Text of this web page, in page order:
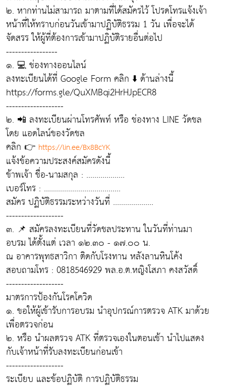
๒. หากท่านไม่สามารถ มาตามที่ได้สมัครไว้ โปรดโทรแจ้งเจ้า
หน้าที่ให้ทราบก่อนวันเข้ามาปฏิบัติธรรม 1 วัน เพื่อจะได้
จัดสรร ให้ผู้ที่ต้องการเข้ามาปฏิบัติรายอื่นต่อไป
-----------------
๑. 💻 ช่องทางออนไลน์
ลงทะเบียนได้ที่ Google Form คลิก ⬇️ ด้านล่างนี้
https://forms.gle/QuXMBqi2HrHJpECR8
-------------------
๒. 📲 ลงทะเบียนผ่านโทรศัพท์ หรือ ช่องทาง LINE วัดชล
โดย แอดไลน์ของวัดชล
คลิก 👉 https://lin.ee/Bx8BcYK
แจ้งข้อความประสงค์สมัครดังนี้
ข้าพเจ้า ชื่อ-นามสกุล : ...................
เบอร์โทร : ......................................
สมัคร ปฏิบัติธรรมระหว่างวันที่ ....................
-------------------
๓. 📌 สมัครลงทะเบียนที่วัดชลประทาน ในวันที่ท่านมา
อบรม ได้ตั้งแต่ เวลา ๑๒.๓๐ - ๑๗.๐๐ น.
ณ อาคารพุทธสาวิกา ติดกับโรงทาน หลังลานหินโค้ง
สอบถามโทร : 0818546929 พล.อ.ต.หญิงโสภา คงสวัสดิ์
-------------------
มาตรการป้องกันโรคโควิด
๑. ขอให้ผู้เข้ารับการอบรม นำอุปกรณ์การตรวจ ATK มาด้วย
เพื่อตรวจก่อน
๒. หรือ นำผลตรวจ ATK ที่ตรวจเองในตอนเช้า นำไปแสดง
กับเจ้าหน้าที่รับลงทะเบียนก่อนเข้า
-------------------
ระเบียบ และข้อปฏิบัติ การปฏิบัติธรรม